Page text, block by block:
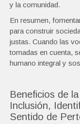
y la comunidad.
En resumen,
para construir
justas. Cuando las
tomadas en cuenta,
humano integral y
Beneficios de
Inclusión,
Sentido de